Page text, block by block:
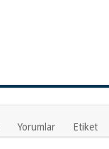
Yorumlar Etiket